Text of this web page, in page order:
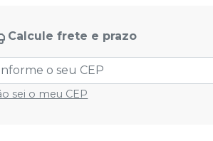
Calcule frete e prazo
sei o meu CEP